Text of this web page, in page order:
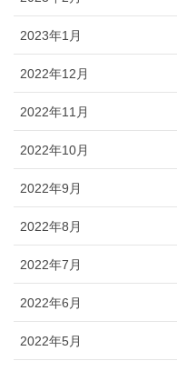
2023年1月
2022年12月
2022年11月
2022年10月
2022年9月
2022年8月
2022年7月
2022年6月
2022年5月